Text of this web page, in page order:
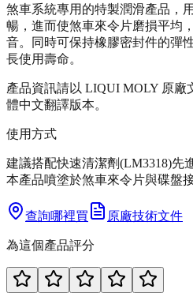
煞車系統專用的特製潤滑產品，
暢，進而使煞車來令片磨損平均
音。同時可保持橡膠密封件的彈
長使用壽命。
產品資訊請以 LIQUI MOLY 原廠
體中文翻譯版本。
使用方式
建議搭配快速清潔劑(LM3318)先
本產品噴塗於煞車來令片與碟盤
查詢哪裡買 原廠技術文件
為這個產品評分